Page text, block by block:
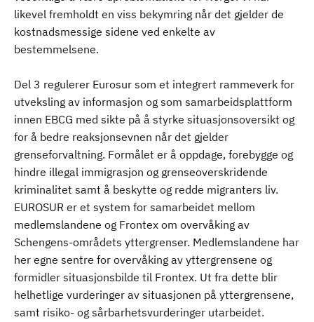
likevel fremholdt en viss bekymring når det gjelder de
kostnadsmessige sidene ved enkelte av
bestemmelsene.
Del 3 regulerer Eurosur som et integrert rammeverk for
utveksling av informasjon og som samarbeidsplattform
innen EBCG med sikte på å styrke situasjonsoversikt og
for å bedre reaksjonsevnen når det gjelder
grenseforvaltning. Formålet er å oppdage, forebygge og
hindre illegal immigrasjon og grenseoverskridende
kriminalitet samt å beskytte og redde migranters liv.
EUROSUR er et system for samarbeidet mellom
medlemslandene og Frontex om overvåking av
Schengens-områdets yttergrenser. Medlemslandene har
her egne sentre for overvåking av yttergrensene og
formidler situasjonsbilde til Frontex. Ut fra dette blir
helhetlige vurderinger av situasjonen på yttergrensene,
samt risiko- og sårbarhetsvurderinger utarbeidet.